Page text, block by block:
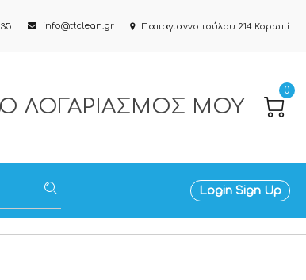
info@ttclean.gr Παπαγιαννοπούλου 214 Κορωπί
ΛΟΓΑΡΙΑΣΜΌΣ ΜΟΥ
0
Login Sign Up